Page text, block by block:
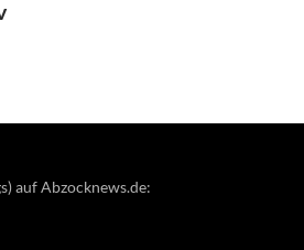
auf Abzocknews.de: